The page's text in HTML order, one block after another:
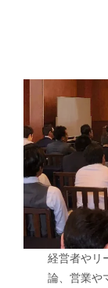
経営者やリ
論、営業や